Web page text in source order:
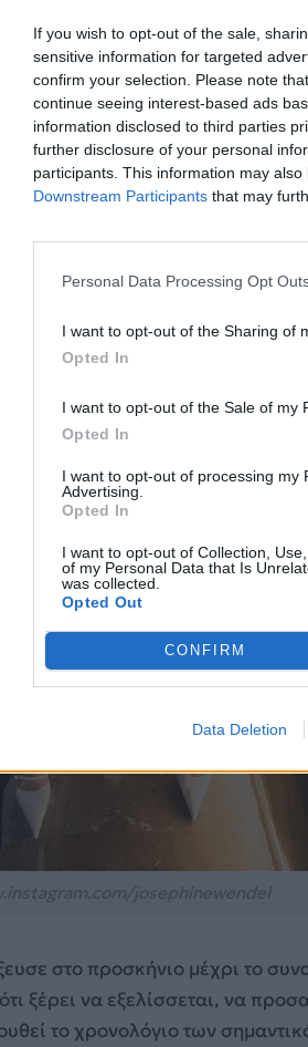
If you wish to opt-out of the sale,
sensitive information for targeted
confirm your selection. Please note
continue seeing interest-based ads
information disclosed to third parties
further disclosure of your personal
participants. This information may
Downstream Participants that may
Personal Data Processing Opt
I want to opt-out of the Sharing of
Opted In
I want to opt-out of the Sale of my
Opted In
I want to opt-out of processing my
Advertising.
Opted In
I want to opt-out of Collection,
of my Personal Data that Is
was collected.
Opted Out
CONFIRM
Data Deletion
στο προσκήνιο μέχρι το
ξέρει να εξελίσσεται, να
το χρονολόγιο των